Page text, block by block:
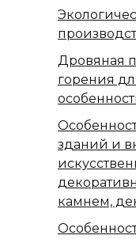
Дровяная
горения
зданий и
камнем,